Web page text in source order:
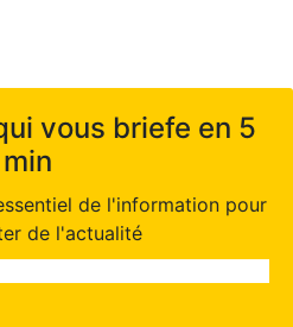
vous briefe en 5
min
de l'information pour
de l'actualité